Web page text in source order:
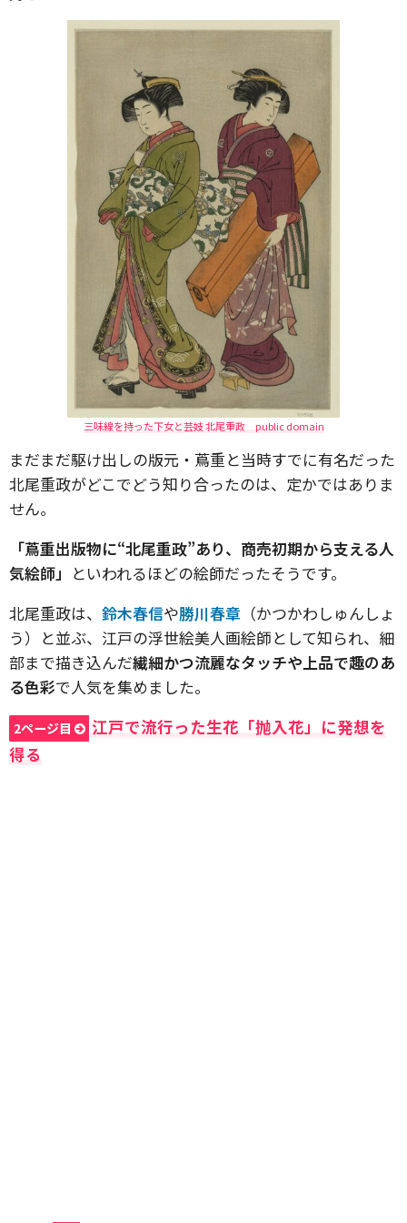
三味線を持った下女と芸妓 北尾重政 public domain
まだまだ駆け出しの版元・蔦重と当時すでに有名だった
北尾重政がどこでどう知り合ったのは、定かではありま
せん。
「蔦重出版物に“北尾重政”あり、商売初期から支える人
気絵師」 といわれるほどの絵師だったそうです。
北尾重政は、 鈴木春信や勝川春章 （かつかわしゅんしょ
う）と並ぶ、江戸の浮世絵美人画絵師として知られ、細
部まで描き込んだ繊細かつ流麗なタッチや上品で趣のあ
る色彩で人気を集めました。
2ページ目
江戸で流行った生花「抛入花」に発想を
得る